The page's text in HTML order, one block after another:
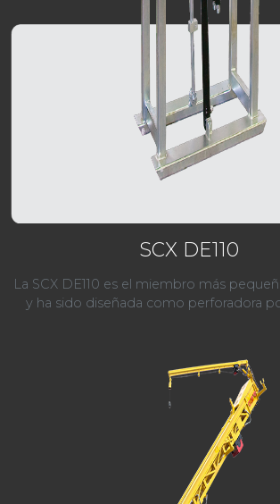
SCX DE110
La SCX DE110 es el miembro más
y ha sido diseñada como perforadora